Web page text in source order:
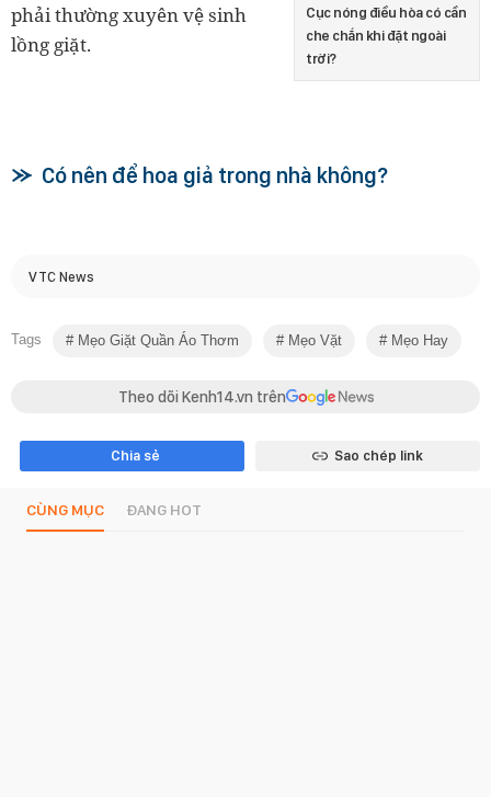
Cục nóng điều hòa có cần
che chắn khi đặt ngoài
trời?
phải thường xuyên vệ sinh
lồng giặt.
Có nên để hoa giả trong nhà không?
VTC News
Tags Mẹo Giặt Quần Áo Thơm Mẹo Vặt Mẹo Hay
Theo dõi Kenh14.vn trên
Chia sẻ Sao chép link
CÙNG MỤC ĐANG HOT